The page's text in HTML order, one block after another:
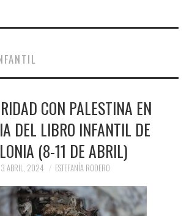
(SALA DE
CON PALESTINA EN
DEL LIBRO INFANTIL DE
(8-11 DE ABRIL)
3 ABRIL, 2024 ESTEFANÍA RODERO